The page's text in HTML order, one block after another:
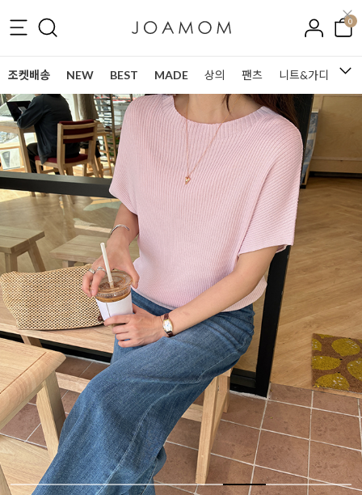
0
조켓배송 NEW BEST MADE 상의 팬츠 니트&가디건